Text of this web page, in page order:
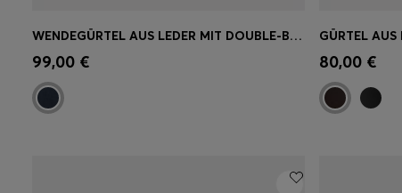
Schnelleinkauf
Größe)
WENDEGÜRTEL AUS LEDER MIT DOUBLE-B-SCHLIESSE
99,00 €
Größe)
80,00 €